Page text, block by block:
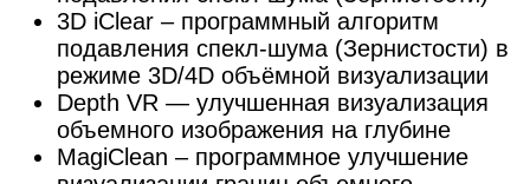
3D iClear – программный алгоритм
подавления спекл-шума (Зернистости) в
режиме 3D/4D объёмной визуализации
Depth VR — улучшенная визуализация
объемного изображения на глубине
MagiClean – программное улучшение